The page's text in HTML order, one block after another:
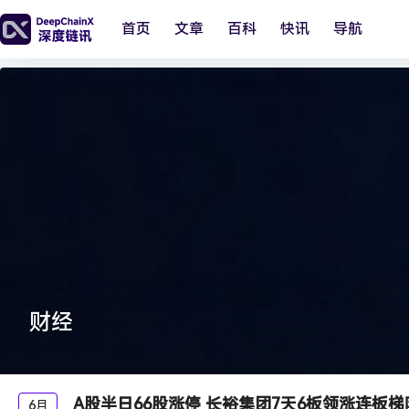
首页 文章 百科 快讯 导航
财经
6月 A股半日66股涨停 长裕集团7天6板领涨连板梯